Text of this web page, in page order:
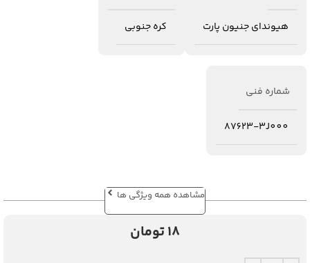
هیوندای جنیون پارت کره جنوبی
شماره فنی
87623-3J000
مشاهده همه ویژگی ها
18تومان